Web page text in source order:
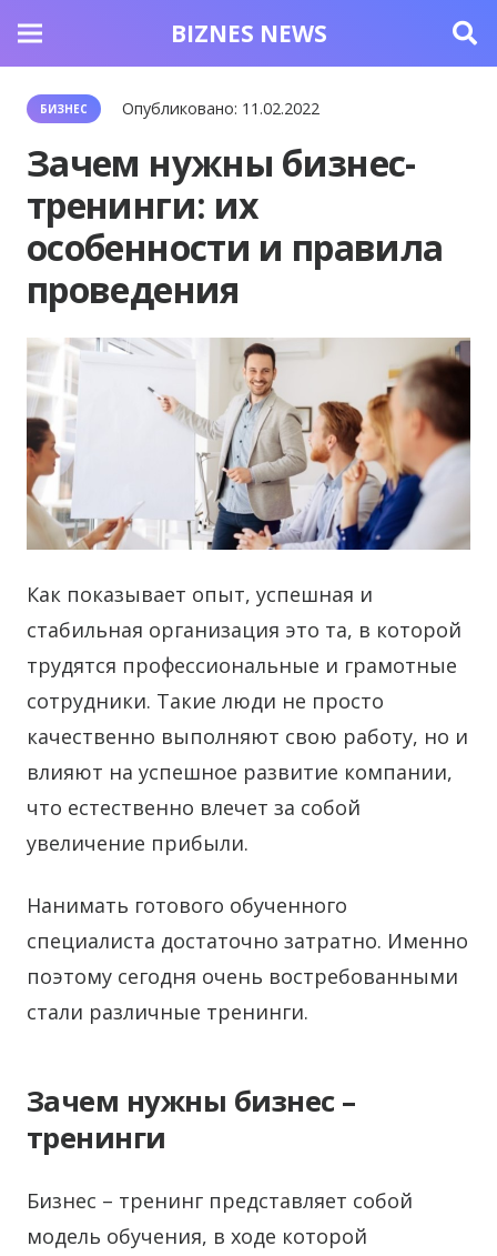
BIZNES NEWS
БИЗНЕС Опубликовано: 11.02.2022
Зачем нужны бизнес-
тренинги: их
особенности и правила
проведения
Как показывает опыт, успешная и
стабильная организация это та, в которой
трудятся профессиональные и грамотные
сотрудники. Такие люди не просто
качественно выполняют свою работу, но и
влияют на успешное развитие компании,
что естественно влечет за собой
увеличение прибыли.
Нанимать готового обученного
специалиста достаточно затратно. Именно
поэтому сегодня очень востребованными
стали различные тренинги.
Зачем нужны бизнес –
тренинги
Бизнес – тренинг представляет собой
модель обучения, в ходе которой